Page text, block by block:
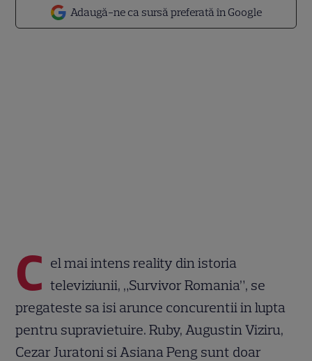
Adaugă-ne ca sursă preferată în Google
C el mai intens reality din istoria
televiziunii, „Survivor Romania”, se
pregateste sa isi arunce concurentii in lupta
pentru supravietuire. Ruby, Augustin Viziru,
Cezar Juratoni si Asiana Peng sunt doar